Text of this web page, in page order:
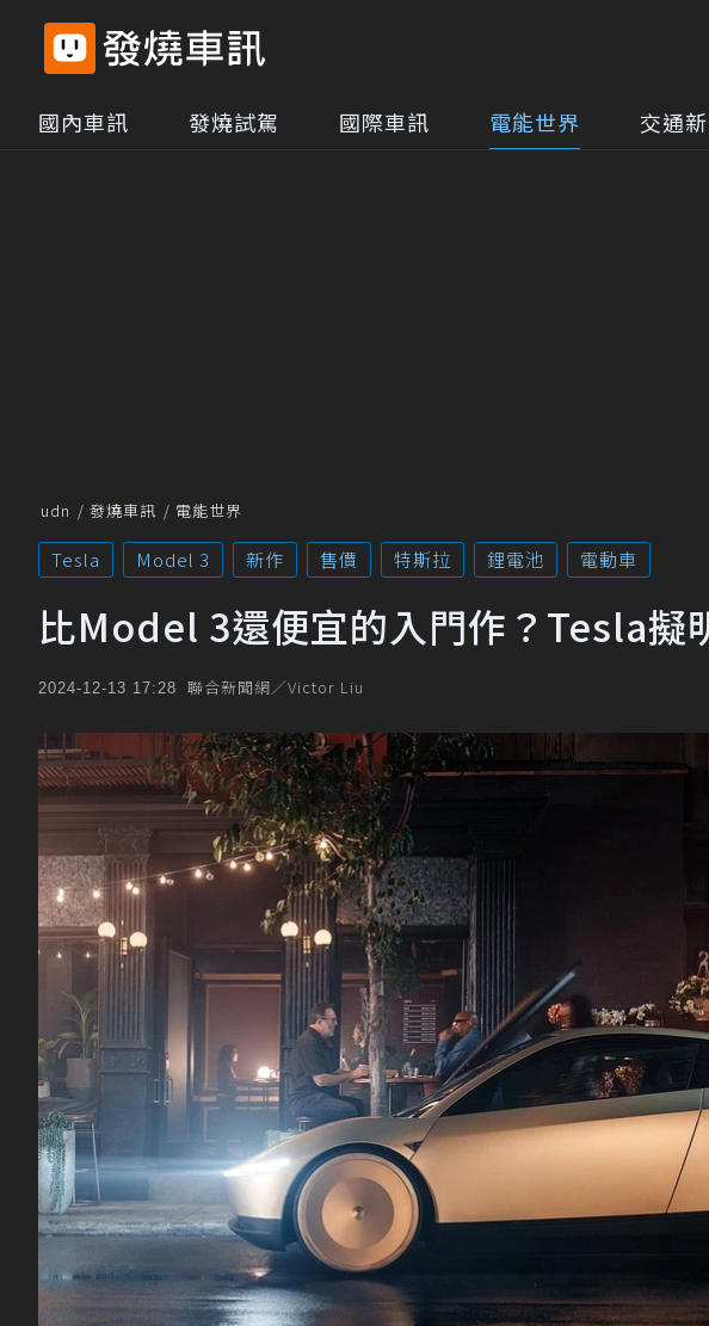
國內車訊 發燒試駕 國際車訊 電能世界 交通
udn 發燒車訊 電能世界
Tesla Model 3 新作 售價 特斯拉 鋰電池 電動車
比Model 3還便宜的入門作？Tesla擬
2024-12-13 17:28 聯合新聞網／Victor Liu